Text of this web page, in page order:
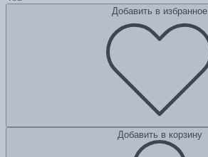
Добавить в избранное
Добавить в корзину